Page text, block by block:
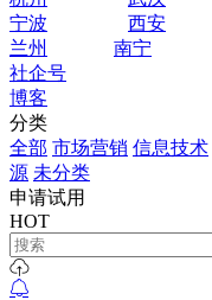
宁波
西安
兰州
南宁
社企号
博客
分类
全部 市场营销 信息技术
源 未分类
申请试用
HOT